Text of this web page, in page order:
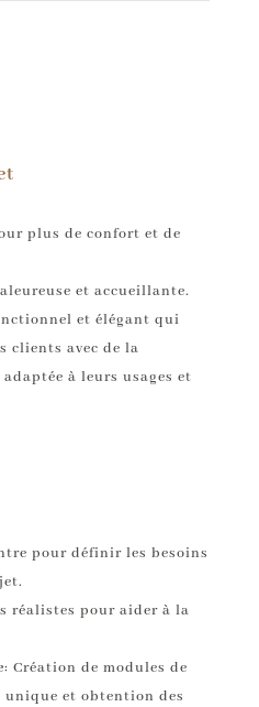
plus de confort et de
et accueillante.
et élégant qui
clients avec de la
à leurs usages et
pour définir les besoins
réalistes pour aider à la
: Création de modules de
et obtention des